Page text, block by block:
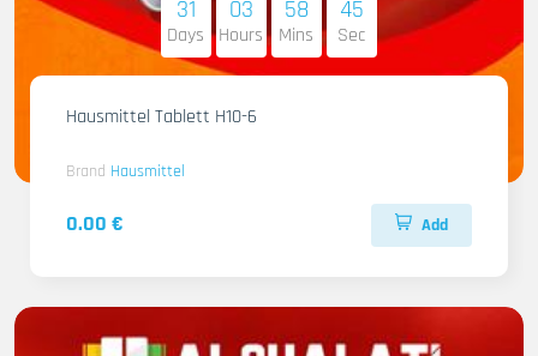
31
Days
03
Hours
58
Mins
43
Sec
Hausmittel Tablett H10-6
Brand Hausmittel
0.00 € Add